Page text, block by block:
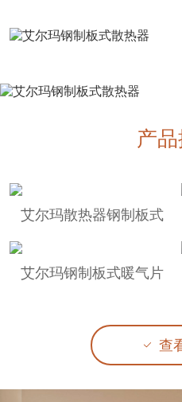
产
艾尔玛散热器钢制板式
艾尔玛钢制板式暖气片
 查